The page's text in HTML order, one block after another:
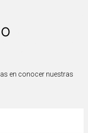
costos asociados a un
el producto directamente a
escribir a
de devolución de dinero.
en conocer nuestras